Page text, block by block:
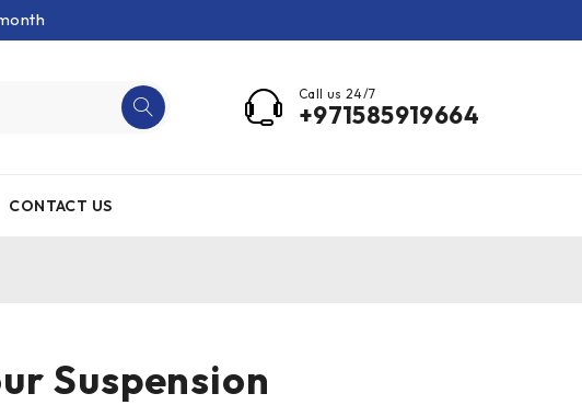
Call us 24/7
+971585919664
CONTACT US
Suspension